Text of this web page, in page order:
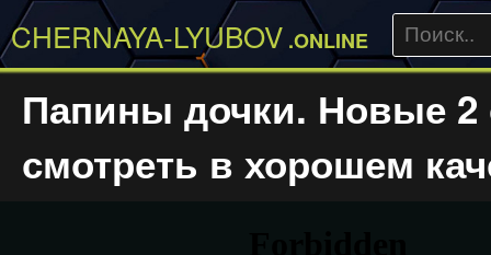
CHERNAYA-LYUBOV .ONLINE
Папины дочки. Новые 2
смотреть в хорошем